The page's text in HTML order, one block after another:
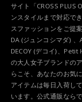
サイト「CROSS PLUS
ンスタイルまで対応で
スファッションをご提
DA (ジュンコシマダ) 、
DECOY (デコイ)、
の大人女子ブランドの
らこそ、あなたのお気
アイテムは毎日入荷し
います。公式通販なら